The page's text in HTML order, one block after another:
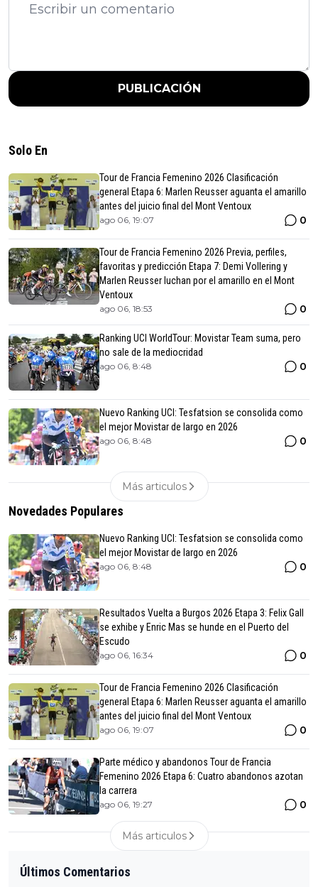
PUBLICACIÓN
Solo En
Tour de Francia Femenino 2026 Clasificación
general Etapa 6: Marlen Reusser aguanta el amarillo
antes del juicio final del Mont Ventoux
ago 06, 19:07 0
Tour de Francia Femenino 2026 Previa, perfiles,
favoritas y predicción Etapa 7: Demi Vollering y
Marlen Reusser luchan por el amarillo en el Mont
Ventoux
ago 06, 18:53 0
Ranking UCI WorldTour: Movistar Team suma, pero
no sale de la mediocridad
ago 06, 8:48 0
Nuevo Ranking UCI: Tesfatsion se consolida como
el mejor Movistar de largo en 2026
ago 06, 8:48 0
Más articulos
Novedades Populares
Nuevo Ranking UCI: Tesfatsion se consolida como
el mejor Movistar de largo en 2026
ago 06, 8:48 0
Resultados Vuelta a Burgos 2026 Etapa 3: Felix Gall
se exhibe y Enric Mas se hunde en el Puerto del
Escudo
ago 06, 16:34 0
Tour de Francia Femenino 2026 Clasificación
general Etapa 6: Marlen Reusser aguanta el amarillo
antes del juicio final del Mont Ventoux
ago 06, 19:07 0
Parte médico y abandonos Tour de Francia
Femenino 2026 Etapa 6: Cuatro abandonos azotan
la carrera
ago 06, 19:27 0
Más articulos
Últimos Comentarios